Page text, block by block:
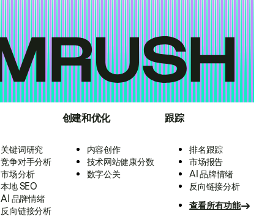
关键词研究
竞争对手分析
市场分析
本地 SEO
AI 品牌情绪
反向链接分析
创建和优化
内容创作
技术网站健康分数
数字公关
跟踪
排名跟踪
市场报告
AI 品牌情绪
反向链接分析
查看所有功能